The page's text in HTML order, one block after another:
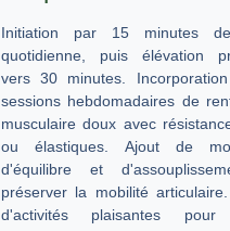
Initiation par 15 minutes
quotidienne, puis élévation
vers 30 minutes.
sessions hebdomadaires de
musculaire doux avec
ou élastiques. Ajout de
d'équilibre et
préserver la mobilité
d'activités plaisantes pour